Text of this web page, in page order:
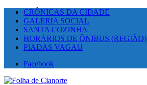
CRÔNICAS DA CIDADE
GALERIA SOCIAL
SANTA COZINHA
HORÁRIOS DE ÔNIBUS (REGIÃO)
PIADAS VAGAU
Facebook